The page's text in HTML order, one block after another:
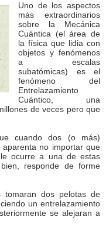
Uno de los aspectos
más extraordinarios
sobre la Mecánica
Cuántica (el área de
la física que lidia con
objetos y fenómenos
a escalas
subatómicas) es el
fenómeno del
Entrelazamiento
Cuántico, una
de veces pero que
cuando dos (o más)
aparenta no importar que
ocurre a una de estas
responde de forme
tomaran dos pelotas de
un entrelazamiento
se alejaran a